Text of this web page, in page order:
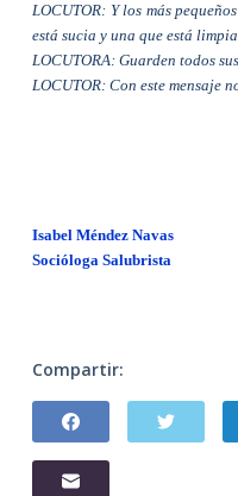
LOCUTOR: Y los más
está sucia y una que está
LOCUTORA: Guarden todos
LOCUTOR: Con este mensaje
Isabel Méndez Navas
Socióloga Salubrista
Compartir: